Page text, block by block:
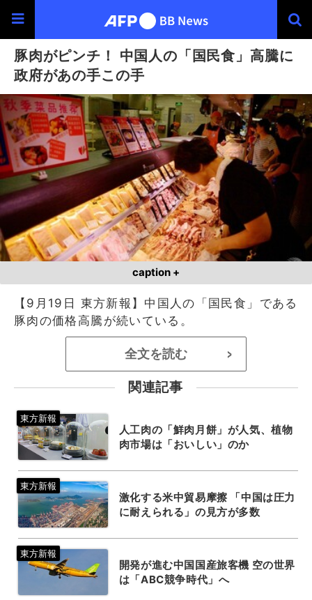
豚肉がピンチ！ 中国人の「国民食」高騰に
政府があの手この手
caption +
【9月19日 東方新報】中国人の「国民食」である
豚肉の価格高騰が続いている。
全文を読む >
関連記事
人工肉の「鮮肉月餅」が人気、植物
肉市場は「おいしい」のか
激化する米中貿易摩擦 「中国は圧力
に耐えられる」の見方が多数
開発が進む中国国産旅客機 空の世界
は「ABC競争時代」へ